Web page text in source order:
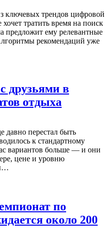
ключевых трендов цифровой
тратить время на поиск
предложит ему релевантные
рекомендаций уже
друзьями в
отдыха
давно перестал быть
к стандартному
вариантов больше — и они
цене и уровню
по
около 200